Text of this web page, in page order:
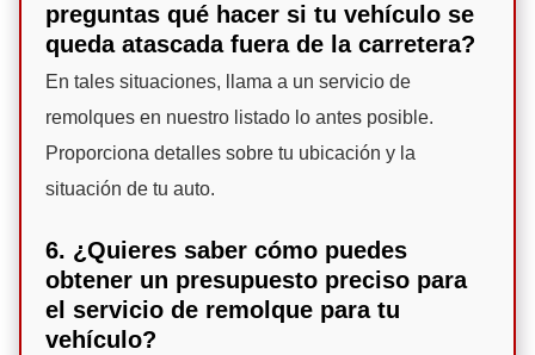
preguntas qué hacer si tu vehículo se
queda atascada fuera de la carretera?
En tales situaciones, llama a un servicio de
remolques en nuestro listado lo antes posible.
Proporciona detalles sobre tu ubicación y la
situación de tu auto.
6. ¿Quieres saber cómo puedes
obtener un presupuesto preciso para
el servicio de remolque para tu
vehículo?